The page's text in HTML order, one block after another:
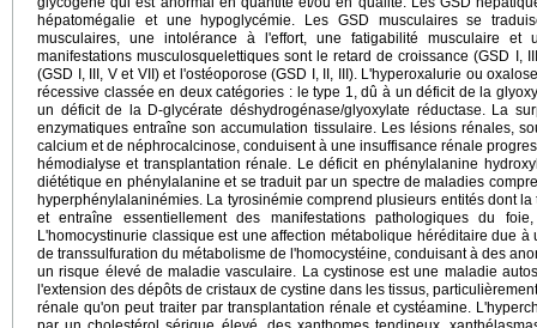
hépatomégalie et une hypoglycémie. Les GSD musculaires se
musculaires, une intolérance à l'effort, une fatigabilité musculaire et
manifestations musculosquelettiques sont le retard de croissance (GSD I,
(GSD I, III, V et VII) et l'ostéoporose (GSD I, II, III). L'hyperoxalurie ou
récessive classée en deux catégories : le type 1, dû à un déficit de la
un déficit de la D-glycérate déshydrogénase/glyoxylate réductase. La
enzymatiques entraîne son accumulation tissulaire. Les lésions rénales,
calcium et de néphrocalcinose, conduisent à une insuffisance rénale
hémodialyse et transplantation rénale. Le déficit en phénylalanine
diététique en phénylalanine et se traduit par un spectre de maladies
hyperphénylalaninémies. La tyrosinémie comprend plusieurs entités dont
et entraîne essentiellement des manifestations pathologiques du
L'homocystinurie classique est une affection métabolique héréditaire due
de transsulfuration du métabolisme de l'homocystéine, conduisant à des
un risque élevé de maladie vasculaire. La cystinose est une maladie
l'extension des dépôts de cristaux de cystine dans les tissus,
rénale qu'on peut traiter par transplantation rénale et cystéamine.